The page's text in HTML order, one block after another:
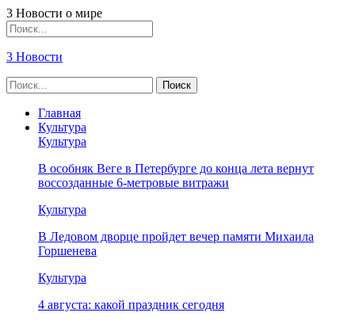
3 Новости о мире
3 Новости
Главная
Культура
Культура
В особняк Веге в Петербурге до конца лета вернут
воссозданные 6-метровые витражи
Культура
В Ледовом дворце пройдет вечер памяти Михаила
Горшенева
Культура
4 августа: какой праздник сегодня